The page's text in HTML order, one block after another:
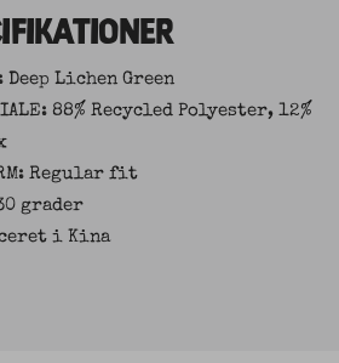
Deep Lichen Green
88% Recycled Polyester, 12%
Regular fit
30 grader
i Kina